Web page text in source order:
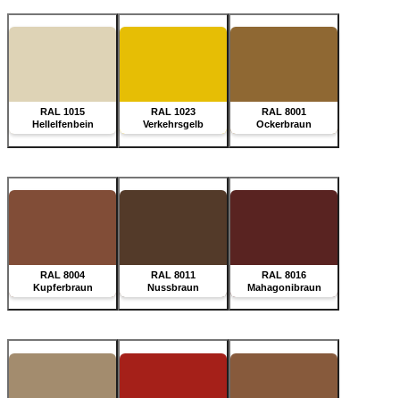
RAL 1015
Hellelfenbein
RAL 1023
Verkehrsgelb
RAL 8001
Ockerbraun
RAL 8004
Kupferbraun
RAL 8011
Nussbraun
RAL 8016
Mahagonibraun